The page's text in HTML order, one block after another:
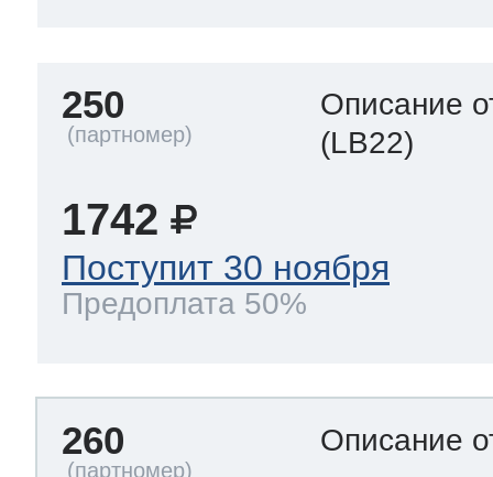
250
Описание
(LB22)
1742
Поступит 30 ноября
Предоплата 50%
260 Описание